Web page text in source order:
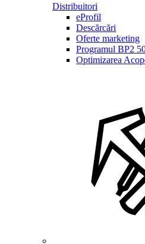
Distribuitori
eProfil
Descărcări
Oferte marketing
Programul BP2
Optimizarea